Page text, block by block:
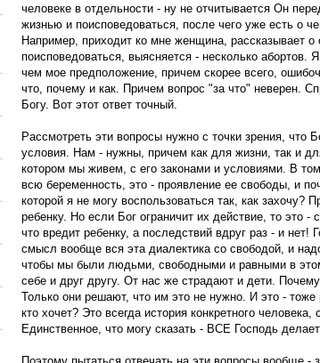
человеке в отдельности - ну не отчитывается Он
жизнью и поисповедоваться, после чего уже есть о
Например, приходит ко мне женщина, рассказывает
поисповедоваться, выясняется - несколько
чем мое предположение, причем скорее всего,
что, почему и как. Причем вопрос "за что" неверен.
Богу. Вот этот ответ точный.
Рассмотреть эти вопросы нужно с точки зрения,
условия. Нам - нужны, причем как для жизни, так и
котором мы живем, с его законами и условиями. В
всю беременность, это - проявление ее свободы, и
которой я не могу воспользоваться так, как
ребенку. Но если Бог ограничит их действие, то это
что вредит ребенку, а последствий вдруг раз - и
смысл вообще вся эта диалектика со свободой, и
чтобы мы были людьми, свободными и равными в
себе и друг другу. От нас же страдают и дети.
Только они решают, что им это не нужно. И это -
кто хочет? Это всегда история конкретного
Единственное, что могу сказать - ВСЕ Господь